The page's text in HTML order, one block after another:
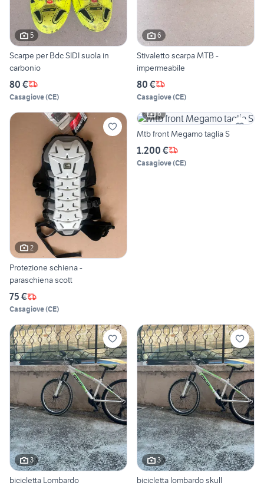
5
Scarpe per Bdc SIDI suola in
carbonio
80 €
Casagiove(CE)
6
Stivaletto scarpa MTB -
impermeabile
80 €
Casagiove(CE)
2
Protezione schiena -
paraschiena scott
75 €
Casagiove(CE)
6
Mtb front Megamo taglia S
1.200 €
Casagiove(CE)
3
bicicletta Lombardo
3
bicicletta lombardo skull